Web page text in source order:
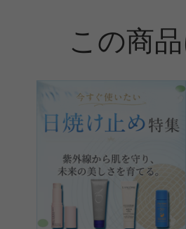
どうかと思いまし
すべての3件
この商